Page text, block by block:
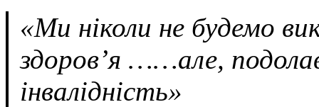
«Ми ніколи не будемо
здоров’я ……але,
інвалідність»